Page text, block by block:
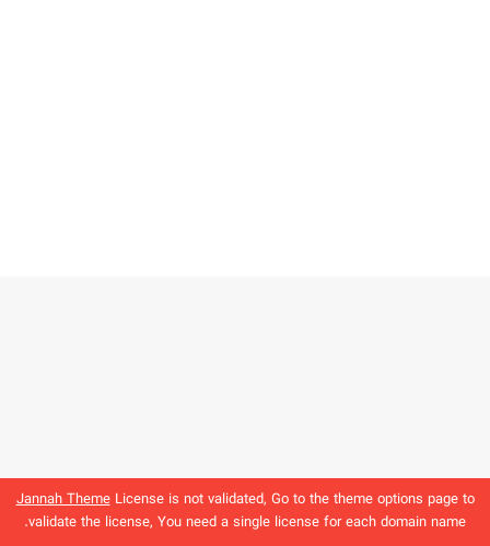
Jannah ThemeLicense is not validated, Go to the theme options page to
validate the license, You need a single license for each domain name.